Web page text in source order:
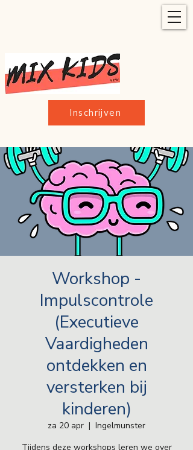
Inschrijven
Workshop -
Impulscontrole
(Executieve
Vaardigheden
ontdekken en
versterken bij
kinderen)
za 20 apr
  |
Ingelmunster
Tijdens deze workshops leren we over